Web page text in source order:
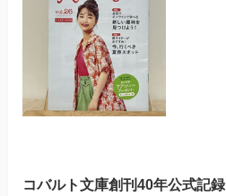
コバルト文庫創刊40年公式記録